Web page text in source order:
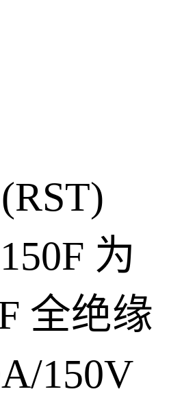
为
全绝缘
150V